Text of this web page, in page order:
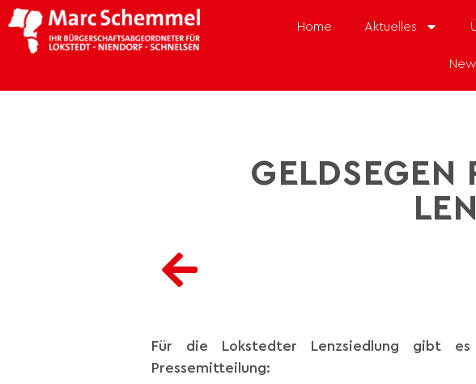
Home Aktuelles
GELDSEGEN
Für die Lokstedter Lenzsiedlung gibt es
Pressemitteilung: